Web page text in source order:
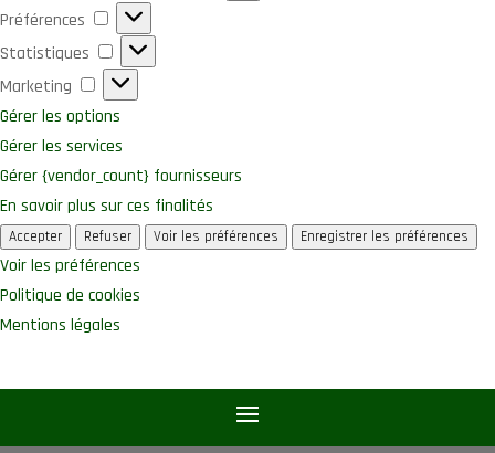
Préférences
Préférences
Statistiques
Statistiques
Marketing
Marketing
Gérer les options
Gérer les services
Gérer {vendor_count} fournisseurs
En savoir plus sur ces finalités
Accepter Refuser Voir les préférences Enregistrer les préférences
Voir les préférences
Politique de cookies
Mentions légales